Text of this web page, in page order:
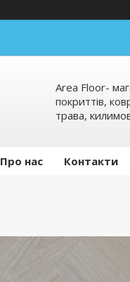
Area Floor-
покриттів,
трава,
Про нас Контакти